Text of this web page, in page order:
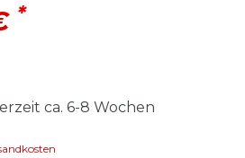
*
ca. 6-8 Wochen